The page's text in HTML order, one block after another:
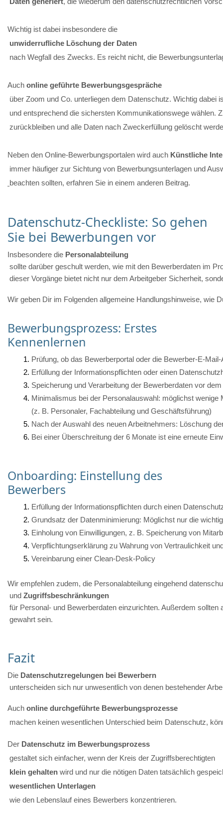
Wichtig ist dabei insbesondere die
unwiderrufliche Löschung der Daten
nach Wegfall des Zwecks. Es reicht nicht, die
Auch online geführte Bewerbungsgespräche
über Zoom und Co. unterliegen dem Datenschutz. Wichtig
und entsprechend die sichersten Kommunikationswege
zurückbleiben und alle Daten nach Zweckerfüllung gelöscht
Neben den Online-Bewerbungsportalen wird auch Künstliche
immer häufiger zur Sichtung von Bewerbungsunterlagen und
beachten sollten, erfahren Sie in einem anderen Beitrag.
Datenschutz-Checkliste: So gehen
Sie bei Bewerbungen vor
Insbesondere die Personalabteilung
sollte darüber geschult werden, wie mit den Bewerberdaten im
dieser Vorgänge bietet nicht nur dem Arbeitgeber Sicherheit,
Wir geben Dir im Folgenden allgemeine Handlungshinweise, wie
Bewerbungsprozess: Erstes
Kennenlernen
Prüfung, ob das Bewerberportal oder die Bewerber-E-
Erfüllung der Informationspflichten oder einen
Speicherung und Verarbeitung der Bewerberdaten vor
Minimalismus bei der Personalauswahl: möglichst
(z. B. Personaler, Fachabteilung und Geschäftsführung)
Nach der Auswahl des neuen Arbeitnehmers: Löschung
Bei einer Überschreitung der 6 Monate ist eine erneute
Onboarding: Einstellung des
Bewerbers
Erfüllung der Informationspflichten durch einen
Grundsatz der Datenminimierung: Möglichst nur die
Einholung von Einwilligungen, z. B. Speicherung von
Verpflichtungserklärung zu Wahrung von Vertraulichkeit
Vereinbarung einer Clean-Desk-Policy
Wir empfehlen zudem, die Personalabteilung eingehend
und Zugriffsbeschränkungen
für Personal- und Bewerberdaten einzurichten. Außerdem
gewahrt sein.
Fazit
Die Datenschutzregelungen bei Bewerbern
unterscheiden sich nur unwesentlich von denen bestehender
Auch online durchgeführte Bewerbungsprozesse
machen keinen wesentlichen Unterschied beim Datenschutz,
Der Datenschutz im Bewerbungsprozess
gestaltet sich einfacher, wenn der Kreis der Zugriffsberechtigten
klein gehalten wird und nur die nötigen Daten tatsächlich
wesentlichen Unterlagen
wie den Lebenslauf eines Bewerbers konzentrieren.